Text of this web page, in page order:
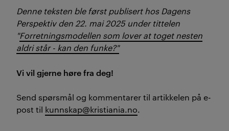
Denne teksten ble først publisert hos Dagens
Perspektiv den 22. mai 2025 under tittelen
"Forretningsmodellen som lover at toget nesten
aldri står - kan den funke?"
Vi vil gjerne høre fra deg!
Send spørsmål og kommentarer til artikkelen på e-
post til kunnskap@kristiania.no.